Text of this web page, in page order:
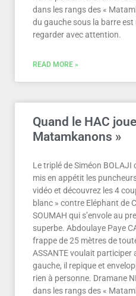
dans les rangs des «
du gauche sous la barre
regarder avec attention.
READ MORE »
Quand le HAC
Matamkanons »
Le triplé de Siméon BOLAJI
mis en appétit les
vidéo et découvrez les 4
blanc » contre Eléphant de
SOUMAH qui s’envole au
superbe. Abdoulaye Paye
frappe de 25 mètres de
ASSANTE voulait participer
gauche, il repique et
rien à personne. Dramane
dans les rangs des «